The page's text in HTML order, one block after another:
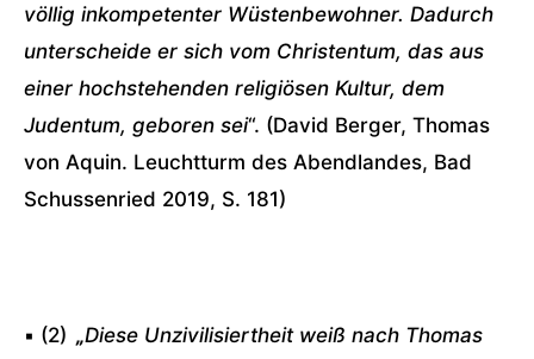
völlig inkompetenter Wüstenbewohner. Dadurch
unterscheide er sich vom Christentum, das aus
einer hochstehenden religiösen Kultur, dem
Judentum, geboren sei“. (David Berger, Thomas
von Aquin. Leuchtturm des Abendlandes, Bad
Schussenried 2019, S. 181)
▪ (2) „Diese Unzivilisiertheit weiß nach Thomas